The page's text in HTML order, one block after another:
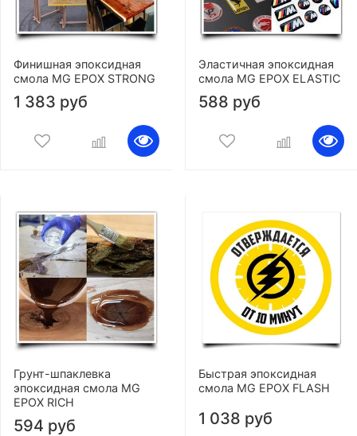
Финишная эпоксидная
смола MG EPOX STRONG
1 383 руб
Эластичная эпоксидная
смола MG EPOX ELASTIC
588 руб
Грунт-шпаклевка
эпоксидная смола MG
EPOX RICH
594 руб
Быстрая эпоксидная
смола MG EPOX FLASH
1 038 руб